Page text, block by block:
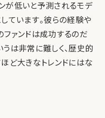
が低いと予測されるモデ
ています。彼らの経験や
ファンドは成功するのだ
は非常に難しく、歴史的
ど大きなトレンドにはな